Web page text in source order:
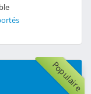
Populaire